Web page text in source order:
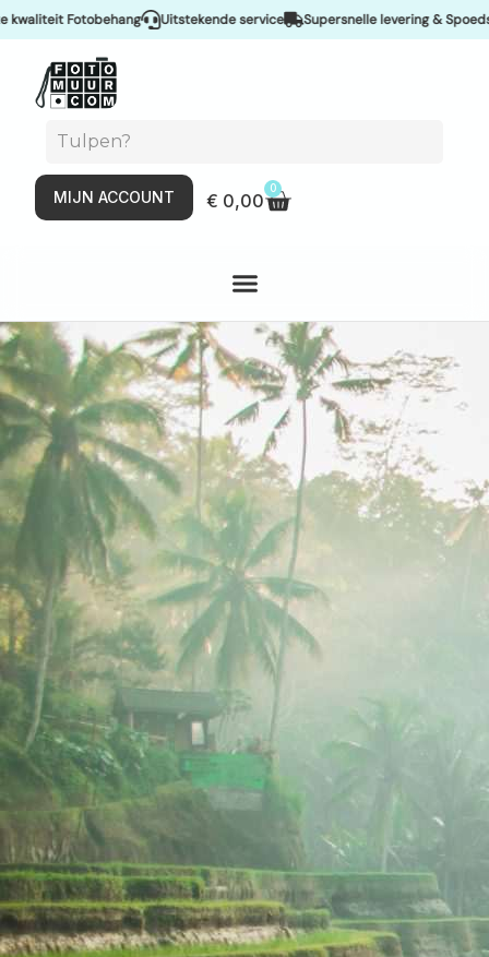
Uitstekende service Supersnelle levering & Spoedservice Scherpe
MIJN ACCOUNT € 0,00
0